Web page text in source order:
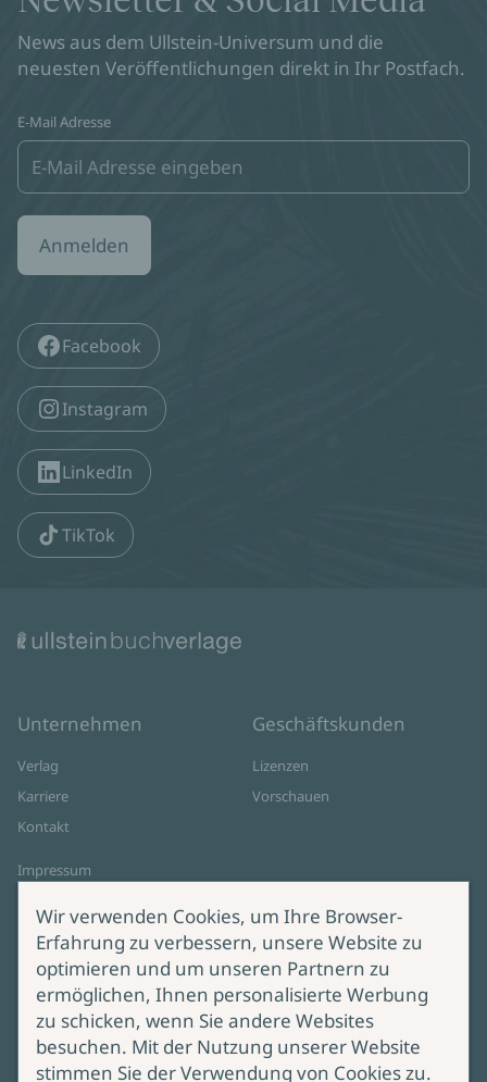
News aus dem Ullstein-Universum und die
neuesten Veröffentlichungen direkt in Ihr Postfach.
E-Mail Adresse
Anmelden
Facebook
Instagram
LinkedIn
TikTok
Unternehmen
Verlag
Karriere
Kontakt
Impressum
Cookie-Einstellungen
AGB Online Shop
Geschäftskunden
Lizenzen
Vorschauen
Service
Lieferung & Versand
Produktsicherheit
Bei Fragen zur Produktsicherheit
Wir verwenden Cookies, um Ihre Browser-
Erfahrung zu verbessern, unsere Website zu
optimieren und um unseren Partnern zu
ermöglichen, Ihnen personalisierte Werbung
zu schicken, wenn Sie andere Websites
besuchen. Mit der Nutzung unserer Website
stimmen Sie der Verwendung von Cookies zu.